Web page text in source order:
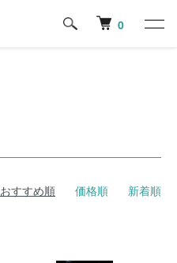
0
おすすめ順 価格順 新着順